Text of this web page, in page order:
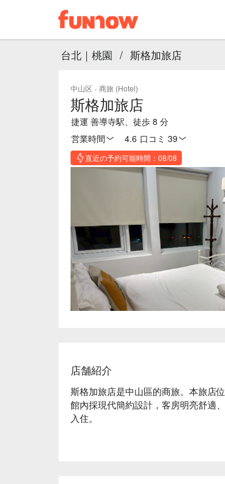
台北｜桃園 / 斯格加旅店
中山区 · 商旅 (Hotel)
斯格加旅店
捷運 善導寺駅、徒歩 8 分
営業時間
4.6 口コミ 39
直近の予約可能時間：08/08
店舗紹介
斯格加旅店是中山區的商旅。本旅店
館內採現代簡約設計，客房明亮舒適
入住。
斯格加旅店推薦：坐擁絕佳交通位置